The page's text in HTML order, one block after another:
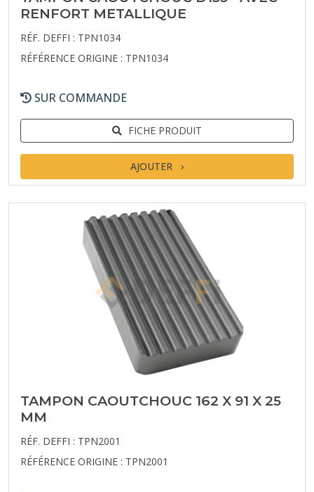
RENFORT METALLIQUE
RÉF. DEFFI : TPN1034
RÉFÉRENCE ORIGINE : TPN1034
SUR COMMANDE
FICHE PRODUIT
AJOUTER
TAMPON CAOUTCHOUC 162 X 91 X 25
MM
RÉF. DEFFI : TPN2001
RÉFÉRENCE ORIGINE : TPN2001